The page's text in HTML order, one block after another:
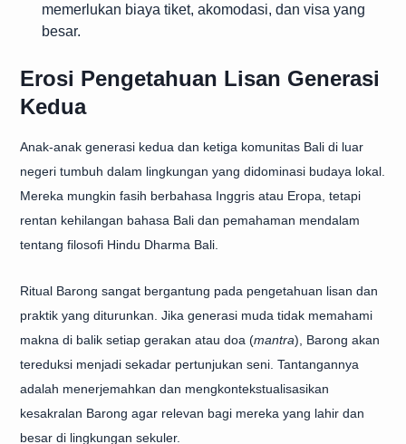
memerlukan biaya tiket, akomodasi, dan visa yang
besar.
Erosi Pengetahuan Lisan Generasi
Kedua
Anak-anak generasi kedua dan ketiga komunitas Bali di luar
negeri tumbuh dalam lingkungan yang didominasi budaya lokal.
Mereka mungkin fasih berbahasa Inggris atau Eropa, tetapi
rentan kehilangan bahasa Bali dan pemahaman mendalam
tentang filosofi Hindu Dharma Bali.
Ritual Barong sangat bergantung pada pengetahuan lisan dan
praktik yang diturunkan. Jika generasi muda tidak memahami
makna di balik setiap gerakan atau doa (mantra), Barong akan
tereduksi menjadi sekadar pertunjukan seni. Tantangannya
adalah menerjemahkan dan mengkontekstualisasikan
kesakralan Barong agar relevan bagi mereka yang lahir dan
besar di lingkungan sekuler.